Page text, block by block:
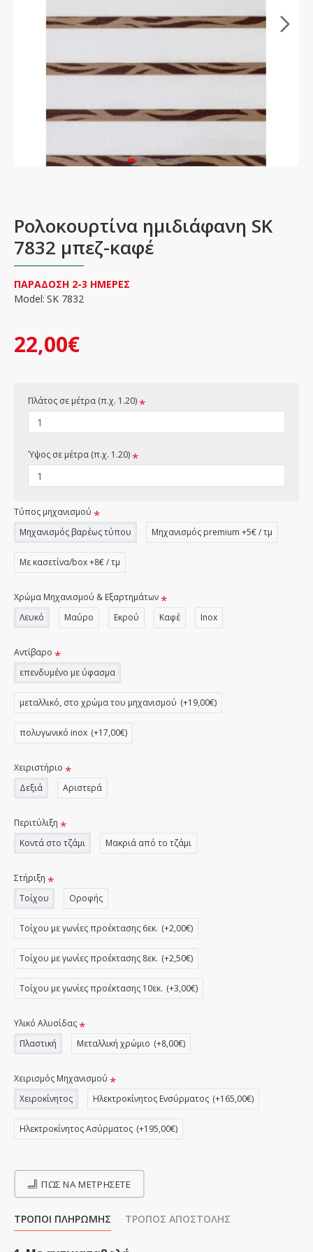
Ρολοκουρτίνα ημιδιάφανη SK
7832 μπεζ-καφέ
22,00€
ΠΑΡΑΔΟΣΗ 2-3 ΗΜΕΡΕΣ
Model: SK 7832
Πλάτος σε μέτρα (π.χ. 1.20)
Ύψος σε μέτρα (π.χ. 1.20)
Τύπος μηχανισμού
Μηχανισμός βαρέως τύπου
Μηχανισμός premium +5€ / τμ
Με κασετίνα/box +8€ / τμ
Χρώμα Μηχανισμού & Εξαρτημάτων
Λευκό
Μαύρο Εκρού Καφέ Inox
Αντίβαρο
επενδυμένο με ύφασμα
μεταλλικό, στο χρώμα του μηχανισμού (+19,00€)
πολυγωνικό inox (+17,00€)
Χειριστήριο
Δεξιά
Αριστερά
Περιτύλιξη
Κοντά στο τζάμι
Μακριά από το τζάμι
Στήριξη
Τοίχου
Οροφής
Τοίχου με γωνίες προέκτασης 6εκ. (+2,00€)
Τοίχου με γωνίες προέκτασης 8εκ. (+2,50€)
Τοίχου με γωνίες προέκτασης 10εκ. (+3,00€)
Υλικό Αλυσίδας
Πλαστική
Μεταλλική χρώμιο (+8,00€)
Χειρισμός Μηχανισμού
Χειροκίνητος
Ηλεκτροκίνητος Ενσύρματος (+165,00€)
Ηλεκτροκίνητος Ασύρματος (+195,00€)
ΠΩΣ ΝΑ ΜΕΤΡΉΣΕΤΕ
ΤΡΌΠΟΙ ΠΛΗΡΩΜΉΣ ΤΡΌΠΟΣ ΑΠΟΣΤΟΛΉΣ